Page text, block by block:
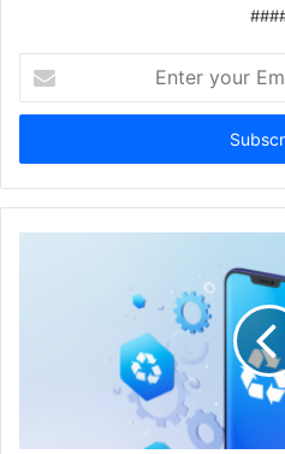
your
Email